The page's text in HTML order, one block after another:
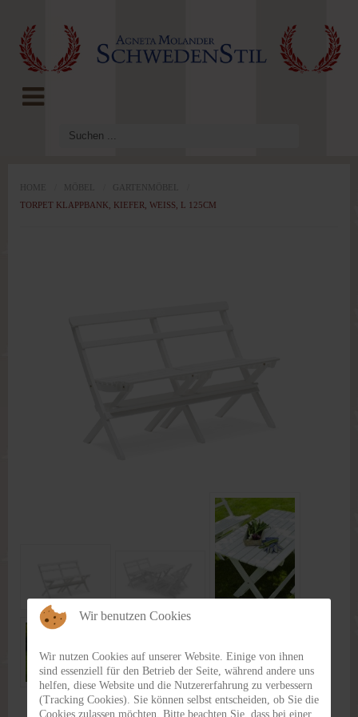
HOME MÖBEL GARTENMÖBEL
TORPET KLAPPBANK, KIEFER, WEISS, L 125CM
Benutzername vergessen?
Wir benutzen Cookies
Wir nutzen Cookies auf unserer Website. Einige von ihnen
sind essenziell für den Betrieb der Seite, während andere uns
helfen, diese Website und die Nutzererfahrung zu verbessern
(Tracking Cookies). Sie können selbst entscheiden, ob Sie die
Cookies zulassen möchten. Bitte beachten Sie, dass bei einer